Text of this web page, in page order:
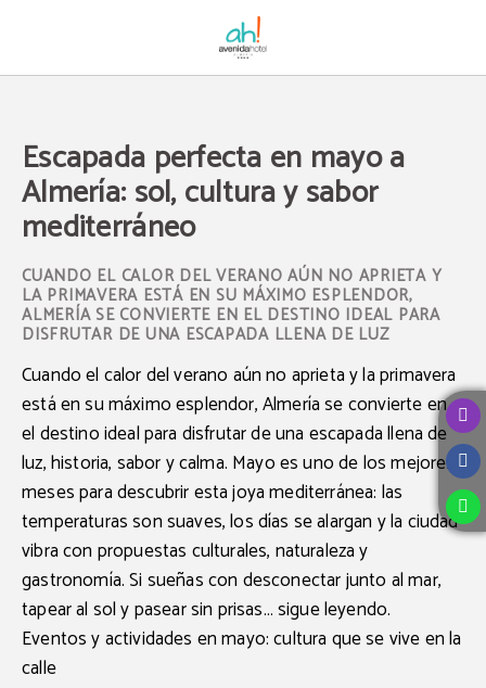
Escapada perfecta en mayo a
Almería: sol, cultura y sabor
mediterráneo
CUANDO EL CALOR DEL VERANO AÚN NO APRIETA Y
LA PRIMAVERA ESTÁ EN SU MÁXIMO ESPLENDOR,
ALMERÍA SE CONVIERTE EN EL DESTINO IDEAL PARA
DISFRUTAR DE UNA ESCAPADA LLENA DE LUZ
Cuando el calor del verano aún no aprieta y la primavera
está en su máximo esplendor,Almeríase convierte en
el destino ideal para disfrutar de una escapada llena de
luz, historia, sabor y calma. Mayoes uno de los mejores
meses para descubrir esta joya mediterránea: las
temperaturas son suaves, los días se alargan y la ciudad
vibra con propuestas culturales, naturaleza y
gastronomía. Si sueñas con desconectar junto al mar,
tapear al sol y pasear sin prisas… sigue leyendo.
Eventos y actividades en mayo: cultura que se vive en la
calle